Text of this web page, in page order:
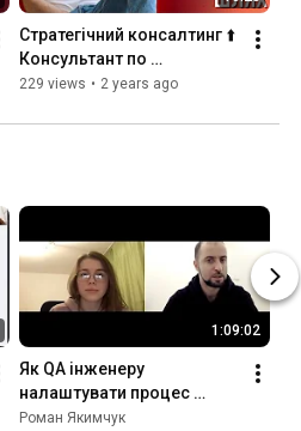
Стратегічний консалтинг ⬆️
Консультант по
тестуванню ПЗ☑️
консультацію по
229 views • 2 years ago
1:09:02
Як QA інженеру
налаштувати процес
роботи?
Роман Якимчук